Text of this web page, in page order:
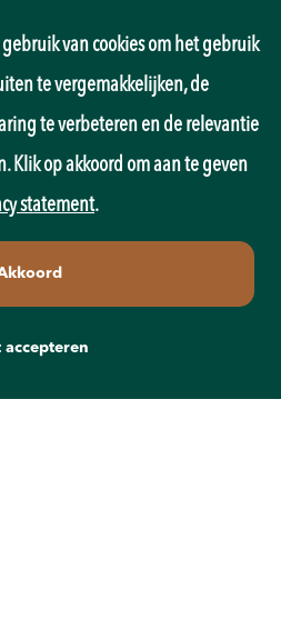
van cookies om het gebruik
te vergemakkelijken, de
te verbeteren en de relevantie
Klik op akkoord om aan te geven
statement.
accepteren